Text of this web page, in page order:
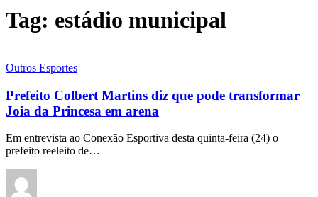
Tag: estádio municipal
Outros Esportes
Prefeito Colbert Martins diz que pode transformar
Joia da Princesa em arena
Em entrevista ao Conexão Esportiva desta quinta-feira (24) o
prefeito reeleito de…